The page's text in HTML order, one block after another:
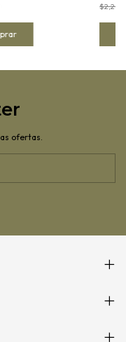
ofertas.